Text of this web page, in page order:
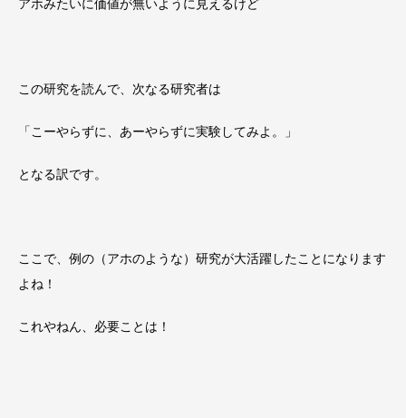
アホみたいに価値が無いように見えるけど
この研究を読んで、次なる研究者は
「こーやらずに、あーやらずに実験してみよ。」
となる訳です。
ここで、例の（アホのような）研究が大活躍したことになります
よね！
これやねん、必要ことは！